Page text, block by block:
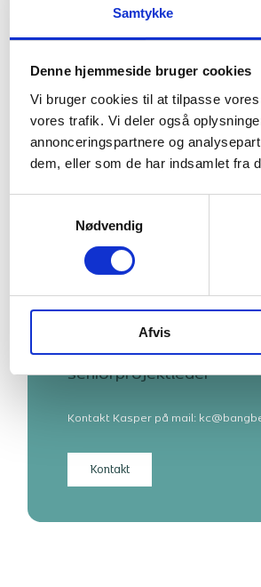
Samtykke
Denne hjemmeside bruger cookies
Vi bruger cookies til at tilpasse
vores trafik. Vi deler også
annonceringspartnere og
dem, eller som de har indsamlet fra
Nødvendig
Afvis
Derfor er det ikke bare en teknisk
Kasper
Bygningskonstruktør og
seniorprojektleder
Kontakt Kasper på mail:
Kontakt